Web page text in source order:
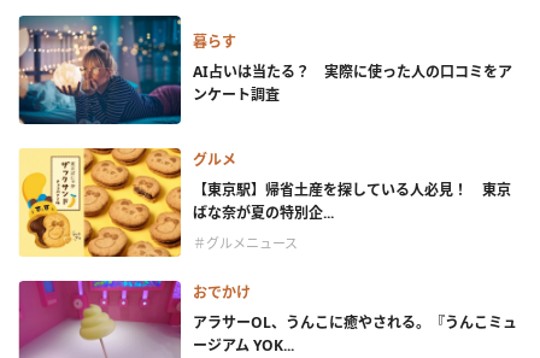
暮らす
AI占いは当たる？ 実際に使った人の口コミをア
ンケート調査
グルメ
【東京駅】帰省土産を探している人必見！ 東京
ばな奈が夏の特別企...
＃グルメニュース
おでかけ
アラサーOL、うんこに癒やされる。『うんこミュ
ージアム YOK...